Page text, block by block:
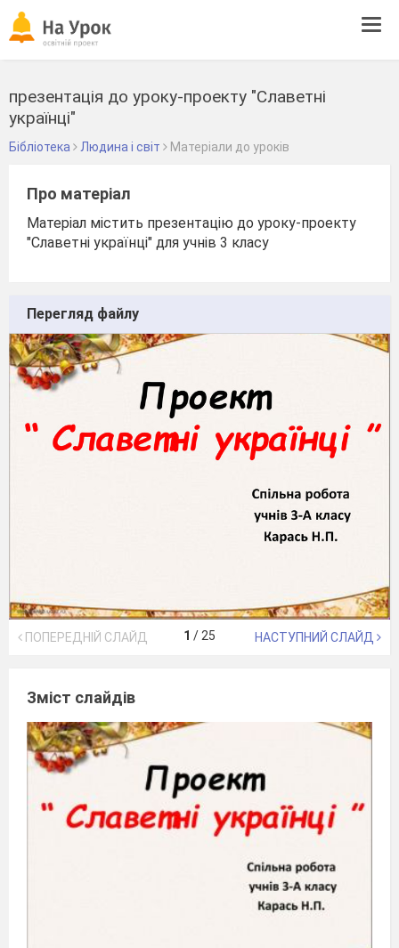
презентація до уроку-проекту "Славетні
українці"
Бібліотека Людина і світ Матеріали до уроків
Про матеріал
Матеріал містить презентацію до уроку-проекту
"Славетні українці" для учнів 3 класу
Перегляд файлу
ПОПЕРЕДНІЙ СЛАЙД 1 / 25 НАСТУПНИЙ СЛАЙД
Зміст слайдів